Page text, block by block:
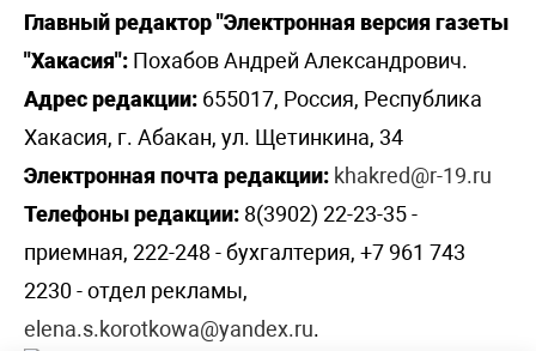
Главный редактор "Электронная версия газеты
"Хакасия": Похабов Андрей Александрович.
Адрес редакции: 655017, Россия, Республика
Хакасия, г. Абакан, ул. Щетинкина, 34
Электронная почта редакции: khakred@r-19.ru
Телефоны редакции: 8(3902) 22-23-35 -
приемная, 222-248 - бухгалтерия, +7 961 743
2230 - отдел рекламы,
elena.s.korotkowa@yandex.ru.